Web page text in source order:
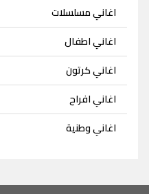
اغاني مسلسلات
اغاني اطفال
اغاني كرتون
اغاني افراح
اغاني وطنية